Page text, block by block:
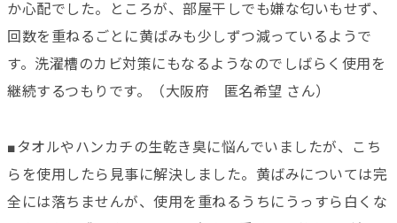
か心配でした。ところが、部屋干しでも嫌な匂いもせず、
回数を重ねるごとに黄ばみも少しずつ減っているようで
す。洗濯槽のカビ対策にもなるようなのでしばらく使用を
継続するつもりです。（大阪府 匿名希望 さん）
■タオルやハンカチの生乾き臭に悩んでいましたが、こち
らを使用したら見事に解決しました。黄ばみについては完
全には落ちませんが、使用を重ねるうちにうっすら白くな